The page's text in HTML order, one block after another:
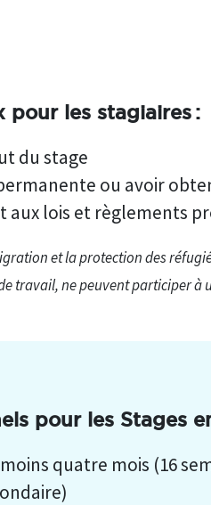
pour les stagiaires :
du stage
ou avoir
lois et règlements
et la protection des
travail, ne peuvent participer à
pour les Stages
quatre mois (16